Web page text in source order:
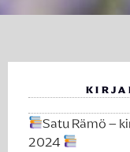
Satu Rämö –
2024